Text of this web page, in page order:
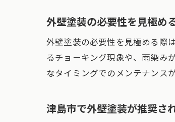
外壁塗装の必要性を見極め
外壁塗装の必要性を見極める際
るチョーキング現象や、雨染み
なタイミングでのメンテナンス
津島市で外壁塗装が推奨さ